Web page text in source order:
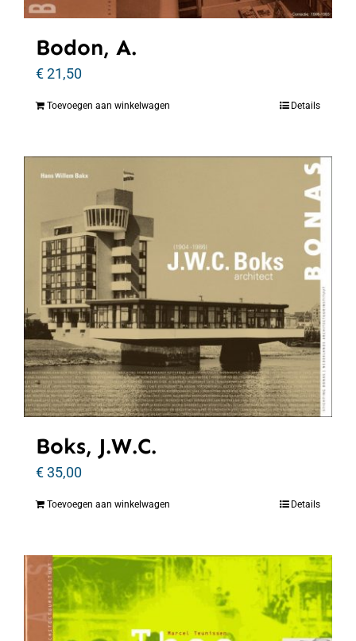
Bodon, A.
€21,50
Toevoegen aan winkelwagen Details
Boks, J.W.C.
€35,00
Toevoegen aan winkelwagen Details